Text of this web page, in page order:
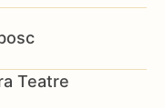
Teatre